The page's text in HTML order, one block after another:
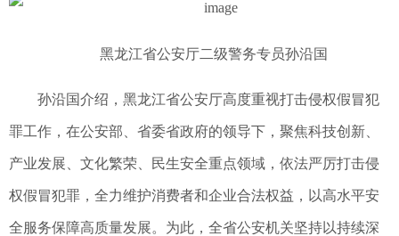
黑龙江省公安厅二级警务专员孙沿国
孙沿国介绍，黑龙江省公安厅高度重视打击侵权假冒犯
罪工作，在公安部、省委省政府的领导下，聚焦科技创新、
产业发展、文化繁荣、民生安全重点领域，依法严厉打击侵
权假冒犯罪，全力维护消费者和企业合法权益，以高水平安
全服务保障高质量发展。为此，全省公安机关坚持以持续深